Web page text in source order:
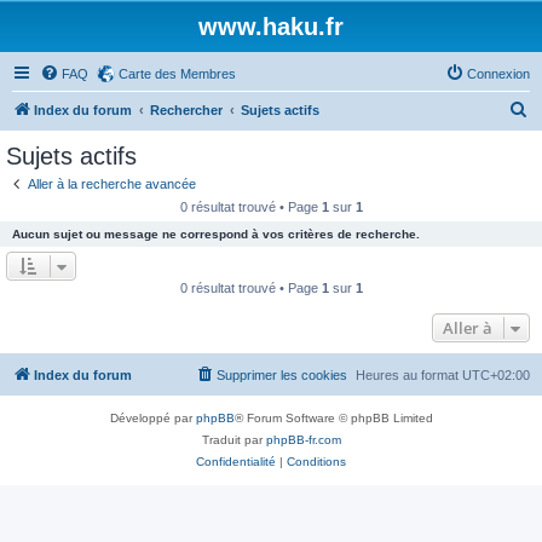
www.haku.fr
FAQ Carte des Membres Connexion
Index du forum Rechercher Sujets actifs
e
r
Sujets actifs
Aller à la recherche avancée
0 résultat trouvé • Page 1 sur 1
Aucun sujet ou message ne correspond à vos critères de recherche.
0 résultat trouvé • Page 1 sur 1
Aller à
Index du forum Heures au format UTC+02:00
Supprimer les cookies
Développé parphpBB® Forum Software © phpBB Limited
Traduit parphpBB-fr.com
Confidentialité | Conditions